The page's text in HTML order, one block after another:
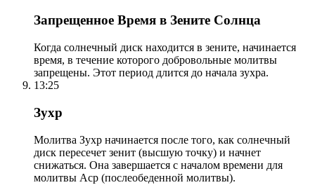
Запрещенное Время в Зените Солнца
Когда солнечный диск находится в зените, начинается
время, в течение которого добровольные молитвы
запрещены. Этот период длится до начала зухра.
13:25
Зухр
Молитва Зухр начинается после того, как солнечный
диск пересечет зенит (высшую точку) и начнет
снижаться. Она завершается с началом времени для
молитвы Аср (послеобеденной молитвы).